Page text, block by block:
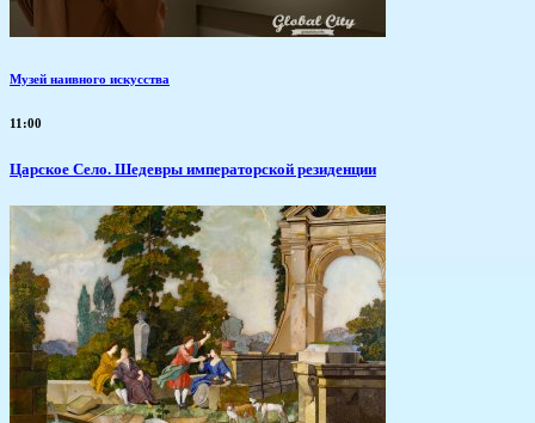
Музей наивного искусства
11:00
Царское Село. Шедевры императорской резиденции